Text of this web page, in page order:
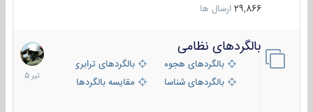
29,866 ارسال ها
بالگردهای نظامی
بالگردهای هجومی
بالگردهای ترابری
بالگردهای شناسایی
مقایسه بالگردها
22
تیر
1405